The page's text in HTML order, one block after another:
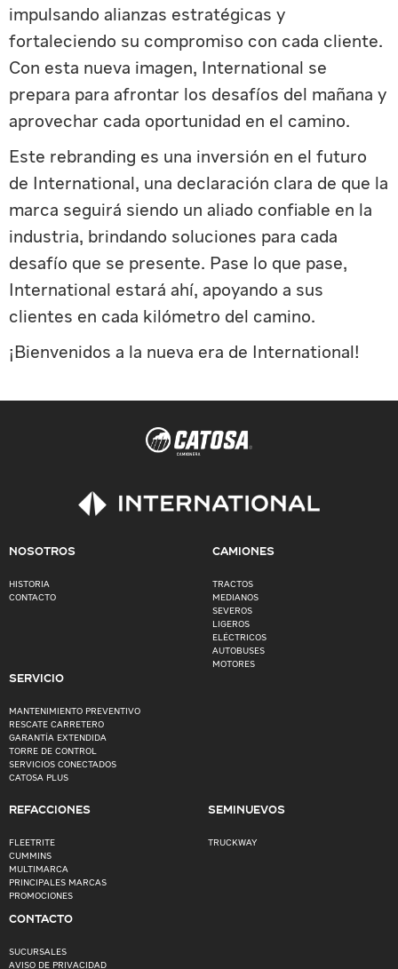
impulsando alianzas estratégicas y
fortaleciendo su compromiso con cada cliente.
Con esta nueva imagen, International se
prepara para afrontar los desafíos del mañana y
aprovechar cada oportunidad en el camino.
Este rebranding es una inversión en el futuro
de International, una declaración clara de que la
marca seguirá siendo un aliado confiable en la
industria, brindando soluciones para cada
desafío que se presente. Pase lo que pase,
International estará ahí, apoyando a sus
clientes en cada kilómetro del camino.
¡Bienvenidos a la nueva era de International!
NOSOTROS
HISTORIA
CONTACTO
CAMIONES
TRACTOS
MEDIANOS
SEVEROS
LIGEROS
ELÉCTRICOS
AUTOBUSES
MOTORES
SERVICIO
MANTENIMIENTO PREVENTIVO
RESCATE CARRETERO
GARANTÍA EXTENDIDA
TORRE DE CONTROL
SERVICIOS CONECTADOS
CATOSA PLUS
REFACCIONES
FLEETRITE
CUMMINS
MULTIMARCA
PRINCIPALES MARCAS
PROMOCIONES
SEMINUEVOS
TRUCKWAY
CONTACTO
SUCURSALES
AVISO DE PRIVACIDAD